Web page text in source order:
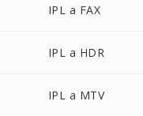
IPL a FAX
IPL a HDR
IPL a MTV